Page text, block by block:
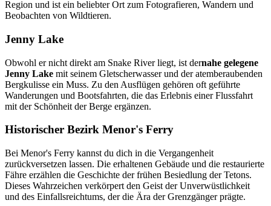
Region und ist ein beliebter Ort zum Fotografieren, Wandern und
Beobachten von Wildtieren.
Jenny Lake
Obwohl er nicht direkt am Snake River liegt, ist dernahe gelegene
Jenny Lake mit seinem Gletscherwasser und der atemberaubenden
Bergkulisse ein Muss. Zu den Ausflügen gehören oft geführte
Wanderungen und Bootsfahrten, die das Erlebnis einer Flussfahrt
mit der Schönheit der Berge ergänzen.
Historischer Bezirk Menor's Ferry
Bei Menor's Ferry kannst du dich in die Vergangenheit
zurückversetzen lassen. Die erhaltenen Gebäude und die restaurierte
Fähre erzählen die Geschichte der frühen Besiedlung der Tetons.
Dieses Wahrzeichen verkörpert den Geist der Unverwüstlichkeit
und des Einfallsreichtums, der die Ära der Grenzgänger prägte.